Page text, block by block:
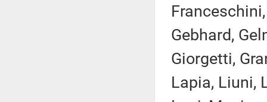
Gebhard,
Giorgetti,
Lapia, Liuni,